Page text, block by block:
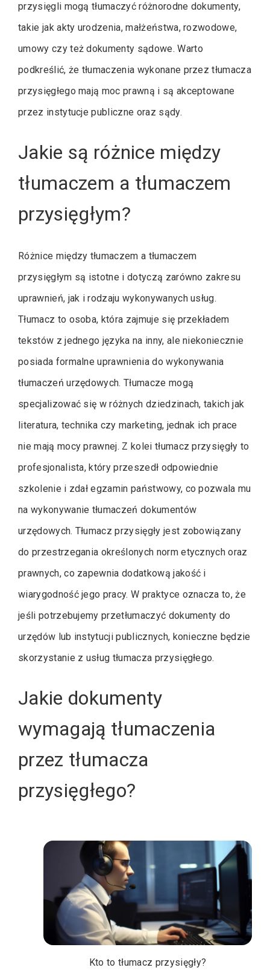
przysięgli mogą tłumaczyć różnorodne dokumenty,
takie jak akty urodzenia, małżeństwa, rozwodowe,
umowy czy też dokumenty sądowe. Warto
podkreślić, że tłumaczenia wykonane przez tłumacza
przysięgłego mają moc prawną i są akceptowane
przez instytucje publiczne oraz sądy.
Jakie są różnice między
tłumaczem a tłumaczem
przysięgłym?
Różnice między tłumaczem a tłumaczem
przysięgłym są istotne i dotyczą zarówno zakresu
uprawnień, jak i rodzaju wykonywanych usług.
Tłumacz to osoba, która zajmuje się przekładem
tekstów z jednego języka na inny, ale niekoniecznie
posiada formalne uprawnienia do wykonywania
tłumaczeń urzędowych. Tłumacze mogą
specjalizować się w różnych dziedzinach, takich jak
literatura, technika czy marketing, jednak ich prace
nie mają mocy prawnej. Z kolei tłumacz przysięgły to
profesjonalista, który przeszedł odpowiednie
szkolenie i zdał egzamin państwowy, co pozwala mu
na wykonywanie tłumaczeń dokumentów
urzędowych. Tłumacz przysięgły jest zobowiązany
do przestrzegania określonych norm etycznych oraz
prawnych, co zapewnia dodatkową jakość i
wiarygodność jego pracy. W praktyce oznacza to, że
jeśli potrzebujemy przetłumaczyć dokumenty do
urzędów lub instytucji publicznych, konieczne będzie
skorzystanie z usług tłumacza przysięgłego.
Jakie dokumenty
wymagają tłumaczenia
przez tłumacza
przysięgłego?
Kto to tłumacz przysięgły?